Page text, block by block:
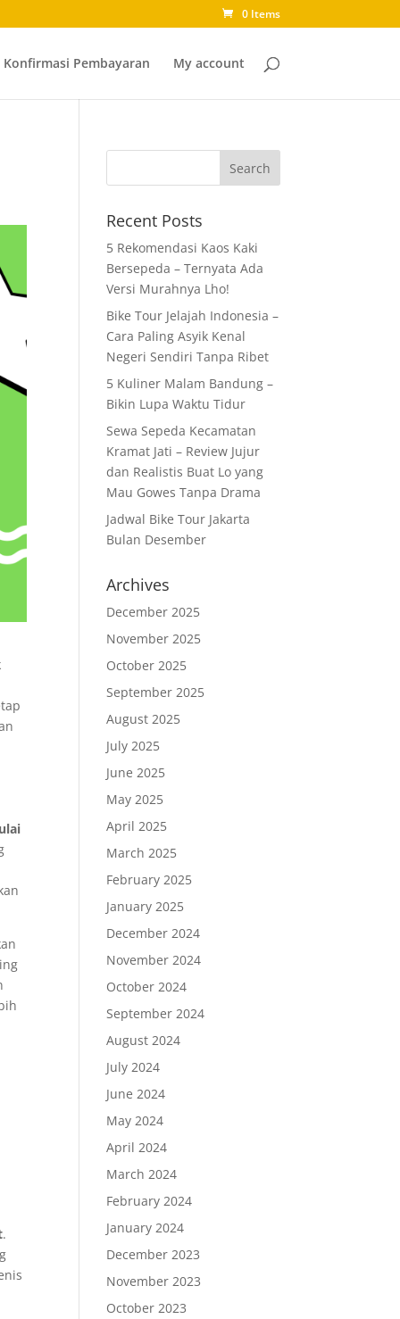
0 Items
Konfirmasi Pembayaran My account
.
Recent Posts
5 Rekomendasi Kaos Kaki
Bersepeda – Ternyata Ada
Versi Murahnya Lho!
Bike Tour Jelajah Indonesia –
Cara Paling Asyik Kenal
Negeri Sendiri Tanpa Ribet
5 Kuliner Malam Bandung –
Bikin Lupa Waktu Tidur
Sewa Sepeda Kecamatan
Kramat Jati – Review Jujur
dan Realistis Buat Lo yang
Mau Gowes Tanpa Drama
Jadwal Bike Tour Jakarta
Bulan Desember
Archives
December 2025
November 2025
October 2025
September 2025
August 2025
July 2025
June 2025
May 2025
April 2025
March 2025
February 2025
January 2025
December 2024
November 2024
October 2024
September 2024
August 2024
July 2024
June 2024
May 2024
April 2024
March 2024
February 2024
January 2024
December 2023
November 2023
October 2023